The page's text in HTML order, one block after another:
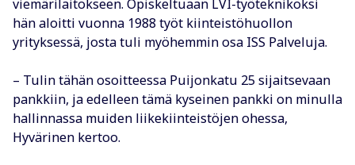
viemärilaitokseen. Opiskeltuaan LVI-työteknikoksi
hän aloitti vuonna 1988 työt kiinteistöhuollon
yrityksessä, josta tuli myöhemmin osa ISS Palveluja.
– Tulin tähän osoitteessa Puijonkatu 25 sijaitsevaan
pankkiin, ja edelleen tämä kyseinen pankki on minulla
hallinnassa muiden liikekiinteistöjen ohessa,
Hyvärinen kertoo.